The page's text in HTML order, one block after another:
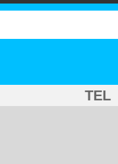
TEL